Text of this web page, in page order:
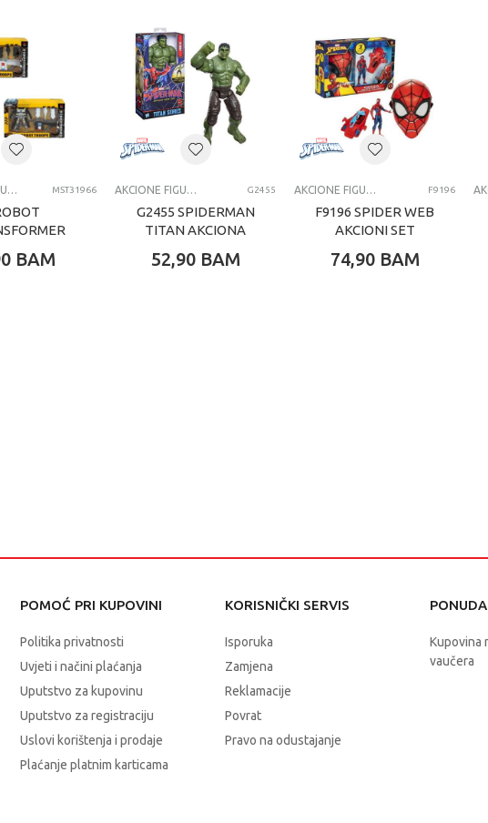
AKCIONE FIGURE I SETOVI MST31966
BAM
AKCIONE FIGURE I SETOVI G2455
G2455 SPIDERMAN
TITAN AKCIONA
52,90 BAM
AKCIONE FIGURE I SETOVI F9196
F9196 SPIDER WEB
AKCIONI SET
74,90 BAM
POMOĆ PRI KUPOVINI
Politika privatnosti
Uvjeti i načini plaćanja
Uputstvo za kupovinu
Uputstvo za registraciju
Uslovi korištenja i prodaje
Plaćanje platnim karticama
KORISNIČKI SERVIS
Isporuka
Zamjena
Reklamacije
Povrat
Pravo na odustajanje
Kupovina
vaučera